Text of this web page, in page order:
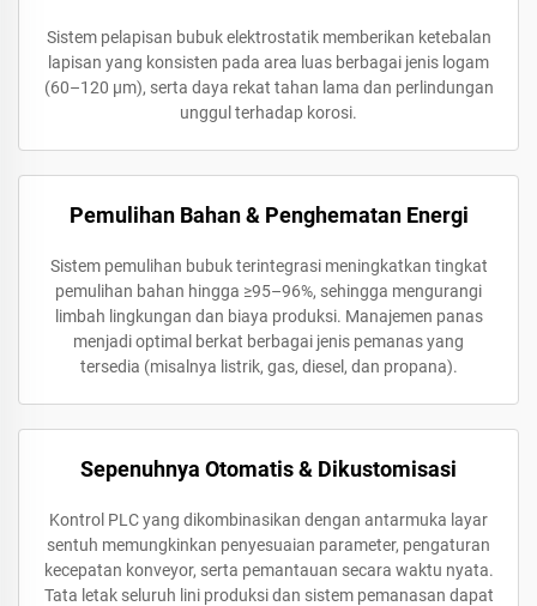
Sistem pelapisan bubuk elektrostatik memberikan ketebalan
lapisan yang konsisten pada area luas berbagai jenis logam
(60–120 µm), serta daya rekat tahan lama dan perlindungan
unggul terhadap korosi.
Pemulihan Bahan & Penghematan Energi
Sistem pemulihan bubuk terintegrasi meningkatkan tingkat
pemulihan bahan hingga ≥95–96%, sehingga mengurangi
limbah lingkungan dan biaya produksi. Manajemen panas
menjadi optimal berkat berbagai jenis pemanas yang
tersedia (misalnya listrik, gas, diesel, dan propana).
Sepenuhnya Otomatis & Dikustomisasi
Kontrol PLC yang dikombinasikan dengan antarmuka layar
sentuh memungkinkan penyesuaian parameter, pengaturan
kecepatan konveyor, serta pemantauan secara waktu nyata.
Tata letak seluruh lini produksi dan sistem pemanasan dapat